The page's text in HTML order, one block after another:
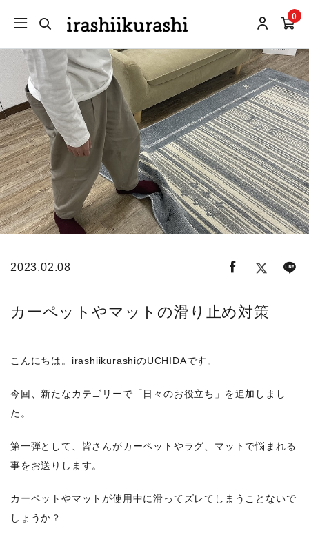
0
2023.02.08
カーペットやマットの滑り止め対策
こんにちは。irashiikurashiのUCHIDAです。
今回、新たなカテゴリーで「日々のお役立ち」を追加しまし
た。
第一弾として、皆さんがカーペットやラグ、マットで悩まれる
事をお送りします。
カーペットやマットが使用中に滑ってズレてしまうことないで
しょうか？